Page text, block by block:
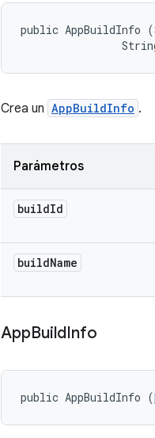
public AppBuildInfo
Crea un AppBuildInfo .
Parámetros
buildId
buildName
AppBuildInfo
public AppBuildInfo (